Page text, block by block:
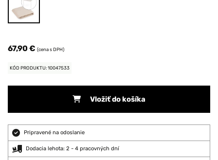
67,90 € (cena s DPH)
KÓD PRODUKTU: 10047533
Vložiť do košíka
Pripravené na odoslanie
Dodacia lehota: 2 - 4 pracovných dní